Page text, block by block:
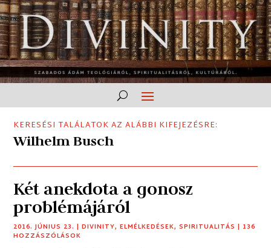
KERESÉSI TALÁLATOK AZ ALÁBBI KIFEJEZÉSRE:
Wilhelm Busch
Két anekdota a gonosz
problémájáról
2016. JÚNIUS 23. |DIVINITY,ELMÉLKEDÉSEK,SPIRITUALITÁS | 136
HOZZÁSZÓLÁSOK